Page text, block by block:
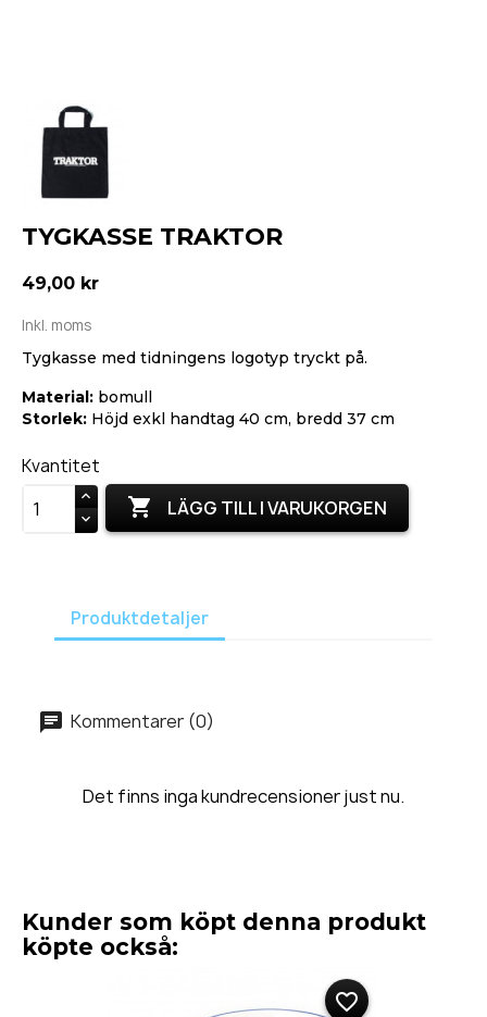
TYGKASSE TRAKTOR
49,00 kr
Inkl. moms
Tygkasse med tidningens logotyp tryckt på.
Material: bomull
Storlek: Höjd exkl handtag 40 cm, bredd 37 cm
Kvantitet
 LÄGG TILL I VARUKORGEN
Produktdetaljer
Kommentarer (0)
Det finns inga kundrecensioner just nu.
Kunder som köpt denna produkt
köpte också:
favorite_border